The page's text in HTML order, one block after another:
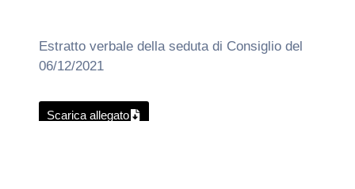
Estratto verbale della seduta di Consiglio del
06/12/2021
Scarica allegato